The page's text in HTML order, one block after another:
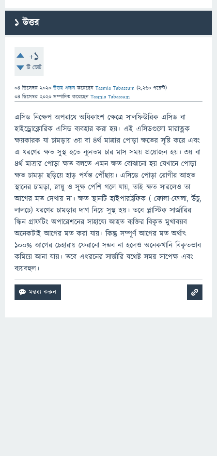
1উত্তর
+1
টি ভোট
04 ডিসেম্বর 2020 উত্তর প্রদান করেছেন Tasmia Tabassum (2,260 পয়েন্ট)
04 ডিসেম্বর 2020 সম্পাদিত করেছেন Tasmia Tabassum
এসিড নিক্ষেপ অপরাধে অধিকাংশ ক্ষেত্রে সালফিউরিক এসিড বা
হাইড্রোক্লোরিক এসিড ব্যবহার করা হয়। এই এসিডগুলো মারাত্নক
ক্ষয়কারক যা চামড়ায় ৩য় বা ৪র্থ মাত্রার পোড়া ক্ষতের সৃষ্টি করে এবং
এ ধরণের ক্ষত সুস্থ হতে ন্যূনতম চার মাস সময় প্রয়োজন হয়। ৩য় বা
৪র্থ মাত্রার পোড়া ক্ষত বলতে এমন ক্ষত বোঝানো হয় যেখানে পোড়া
ক্ষত চামড়া ছড়িয়ে হাড় পর্যন্ত পৌঁছায়। এসিডে পোড়া রোগীর আহত
স্থানের চামড়া, স্নায়ু ও সূক্ষ পেশি গলে যায়, তাই ক্ষত সারলেও তা
আগের মত দেখায় না। ক্ষত স্থানটি হাইপারট্রফিক ( ফোলা-ফোলা, উঁচু,
লালচে) ধরণের চামড়ার দাগ নিয়ে সুস্থ হয়। তবে প্লাস্টিক সার্জারির
স্কিন গ্রাফটিং অপারেশনের সাহায্যে আহত ব্যক্তির বিকৃত মুখাবয়ব
অনেকটাই আগের মত করা যায়। কিন্তু সম্পূর্ণ আগের মত অর্থাৎ
১০০% আগের চেহারায় ফেরানো সম্ভব না হলেও অনেকখানি বিকৃতভাব
কমিয়ে আনা যায়। তবে এধরনের সার্জারি যথেষ্ট সময় সাপেক্ষ এবং
ব্যয়বহুল।